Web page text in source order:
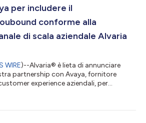
per includere il
conforme alla
di scala aziendale Alvaria
WIRE)--Alvaria® è lieta di annunciare
partnership con Avaya, fornitore
experience aziendali, per
outbound conforme alla strategia